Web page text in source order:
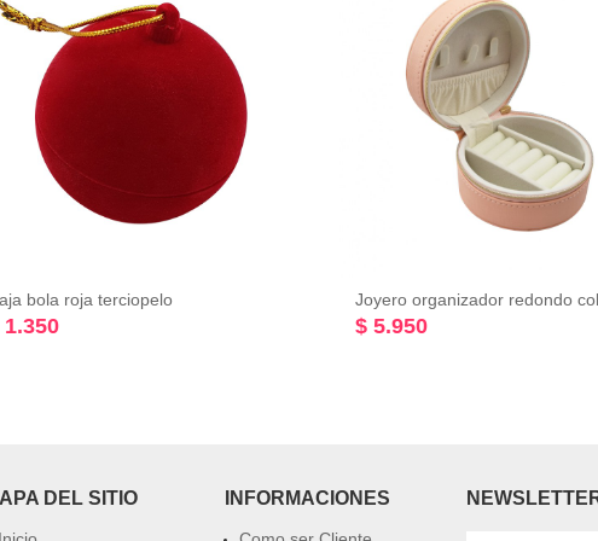
bola roja terciopelo
1.350 $ 5.950
DEL SITIO INFORMACIONES